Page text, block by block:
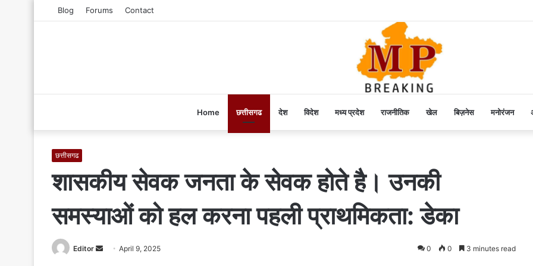
Blog Forums Contact
Home छत्तीसगढ देश विदेश मध्य प्रदेश राजनीतिक खेल बिज़नेस मनोरंजन
छत्तीसगढ
शासकीय सेवक जनता के सेवक होते है। उनकी
समस्याओं को हल करना पहली प्राथमिकता: डेका
Editor April 9, 2025 0 0 3 minutes read